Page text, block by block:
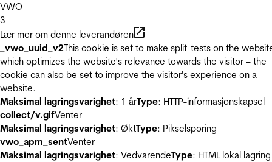
VWO
3
Lær mer om denne leverandøren
_vwo_uuid_v2This cookie is set to make split-tests on the
which optimizes the website's relevance towards the visitor – the
cookie can also be set to improve the visitor's experience on a
website.
Maksimal lagringsvarighet: 1 årType: HTTP-informasjonskapsel
collect/v.gifVenter
Maksimal lagringsvarighet: ØktType: Pikselsporing
vwo_apm_sentVenter
Maksimal lagringsvarighet: VedvarendeType: HTML lokal lagring